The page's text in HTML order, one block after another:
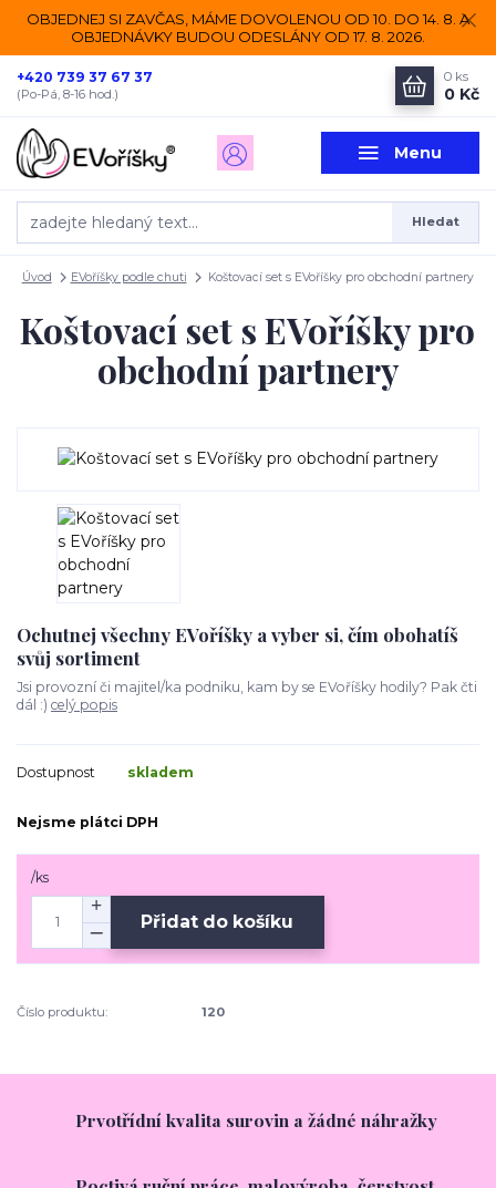
OBJEDNEJ SI ZAVČAS, MÁME DOVOLENOU OD 10. DO 14. 8. A
OBJEDNÁVKY BUDOU ODESLÁNY OD 17. 8. 2026.
Menu
Hledat
+420 739 37 67 37
(Po-Pá, 8-16 hod.)
0 ks
0 Kč
Úvod EVoříšky podle chuti Koštovací set s EVoříšky pro obchodní partnery
Koštovací set s EVoříšky pro
obchodní partnery
Ochutnej všechny EVoříšky a vyber si, čím obohatíš
svůj sortiment
Jsi provozní či majitel/ka podniku, kam by se EVoříšky hodily? Pak čti
dál :) celý popis
Dostupnost skladem
Nejsme plátci DPH
/ks
Přidat do košíku
Číslo produktu: 120
Prvotřídní kvalita surovin a žádné náhražky